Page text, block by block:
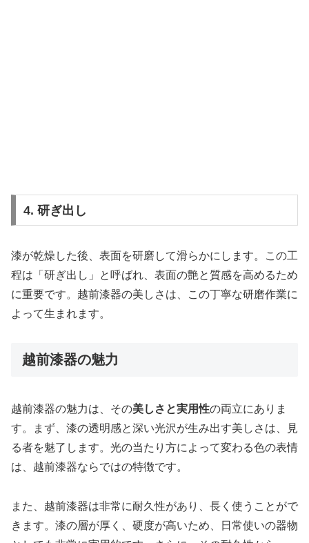
4. 研ぎ出し
漆が乾燥した後、表面を研磨して滑らかにします。この工
程は「研ぎ出し」と呼ばれ、表面の艶と質感を高めるため
に重要です。越前漆器の美しさは、この丁寧な研磨作業に
よって生まれます。
越前漆器の魅力
越前漆器の魅力は、その美しさと実用性の両立にありま
す。まず、漆の透明感と深い光沢が生み出す美しさは、見
る者を魅了します。光の当たり方によって変わる色の表情
は、越前漆器ならではの特徴です。
また、越前漆器は非常に耐久性があり、長く使うことがで
きます。漆の層が厚く、硬度が高いため、日常使いの器物